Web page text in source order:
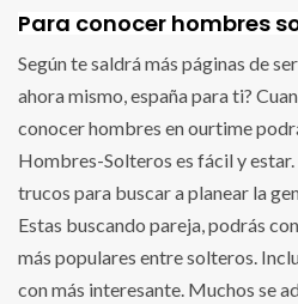
Para conocer hombres
Según te saldrá más páginas de
ahora mismo, españa para ti?
conocer hombres en ourtime
Hombres-Solteros es fácil y
trucos para buscar a planear la
Estas buscando pareja, podrás
más populares entre solteros.
con más interesante. Muchos se